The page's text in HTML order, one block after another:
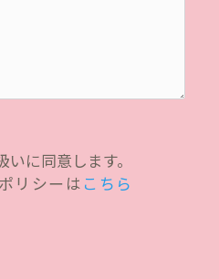
に同意します。
リシーは こちら